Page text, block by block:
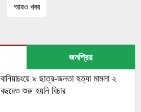
আরও খবর
জনপ্রিয়
বানিয়াচংয়ে ৯ ছাত্র-জনতা হত্যা মামলা ২
বছরেও শুরু হয়নি বিচার